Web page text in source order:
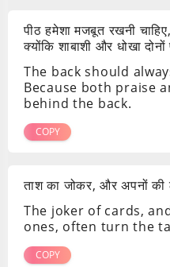
पीठ हमेशा मजबूत रखनी चाहिए,
क्योंकि शाबाशी और धोखा
The back should
Because both praise
behind the back.
COPY
ताश का जोकर, और अपनों
The joker of cards,
ones, often turn the
COPY